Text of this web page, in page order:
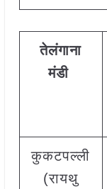
तेलंगाना
मंडी
कुकटपल्ली
(रायथु